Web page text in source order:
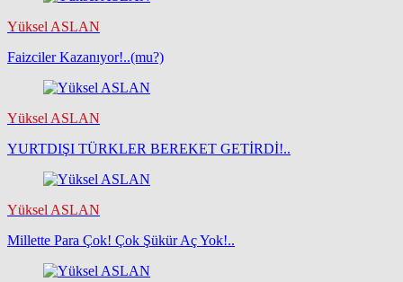
Yüksel ASLAN
Faizciler Kazanıyor!..(mu?)
Yüksel ASLAN
YURTDIŞI TÜRKLER BEREKET GETİRDİ!..
Yüksel ASLAN
Millette Para Çok! Çok Şükür Aç Yok!..